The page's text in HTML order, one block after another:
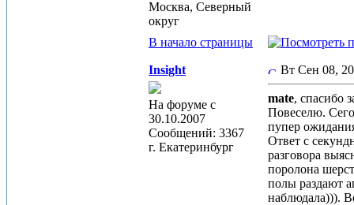
Москва, Северный
округ
В начало страницы
Insight
На форуме с
30.10.2007
Сообщений: 3367
г. Екатеринбург
Вт Сен 08,
mate, спасибо
Повеселю.
пупер
Ответ с
разговора
поролона
полы раздают
наблюдала))).